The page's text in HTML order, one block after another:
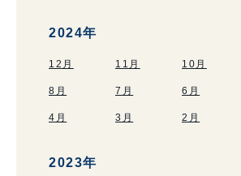
2024年
12月 11月 10月
8月 7月 6月
4月 3月 2月
2023年